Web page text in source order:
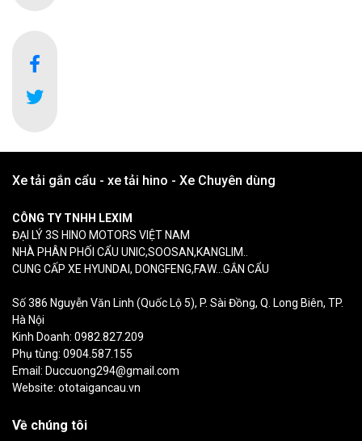
Xe tải gắn cẩu - xe tải hino - Xe Chuyên dùng
CÔNG TY TNHH LEXIM
ĐẠI LÝ 3S HINO MOTORS VIỆT NAM
NHÀ PHÂN PHỐI CẨU UNIC,SOOSAN,KANGLIM..
CUNG CẤP XE HYUNDAI, DONGFENG,FAW...GẮN CẨU
Số 386 Nguyễn Văn Linh (Quốc Lộ 5), P. Sài Đồng, Q. Long Biên, TP.
Hà Nội
Kinh Doanh: 0982.827.209
Phụ tùng: 0904.587.155
Email: Duccuong294@gmail.com
Website: ototaigancau.vn
Về chúng tôi